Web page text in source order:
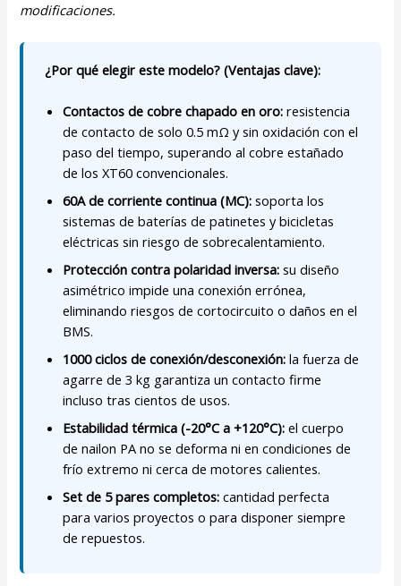
modificaciones.
¿Por qué elegir este modelo? (Ventajas clave):
Contactos de cobre chapado en oro: resistencia
de contacto de solo 0.5 mΩ y sin oxidación con el
paso del tiempo, superando al cobre estañado
de los XT60 convencionales.
60A de corriente continua (MC): soporta los
sistemas de baterías de patinetes y bicicletas
eléctricas sin riesgo de sobrecalentamiento.
Protección contra polaridad inversa: su diseño
asimétrico impide una conexión errónea,
eliminando riesgos de cortocircuito o daños en el
BMS.
1000 ciclos de conexión/desconexión: la fuerza de
agarre de 3 kg garantiza un contacto firme
incluso tras cientos de usos.
Estabilidad térmica (-20°C a +120°C): el cuerpo
de nailon PA no se deforma ni en condiciones de
frío extremo ni cerca de motores calientes.
Set de 5 pares completos: cantidad perfecta
para varios proyectos o para disponer siempre
de repuestos.